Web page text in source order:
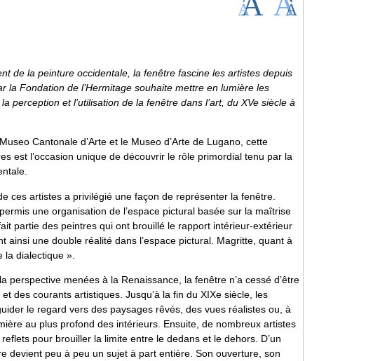
de la peinture occidentale, la fenêtre fascine les artistes depuis
la Fondation de l’Hermitage souhaite mettre en lumière les
perception et l’utilisation de la fenêtre dans l’art, du XVe siècle à
Cantonale d’Arte et le Museo d’Arte de Lugano, cette
est l’occasion unique de découvrir le rôle primordial tenu par la
ces artistes a privilégié une façon de représenter la fenêtre.
une organisation de l’espace pictural basée sur la maîtrise
partie des peintres qui ont brouillé le rapport intérieur-extérieur
ainsi une double réalité dans l’espace pictural. Magritte, quant à
la dialectique ».
perspective menées à la Renaissance, la fenêtre n’a cessé d’être
des courants artistiques. Jusqu’à la fin du XIXe siècle, les
le regard vers des paysages rêvés, des vues réalistes ou, à
au plus profond des intérieurs. Ensuite, de nombreux artistes
pour brouiller la limite entre le dedans et le dehors. D’un
devient peu à peu un sujet à part entière. Son ouverture, son